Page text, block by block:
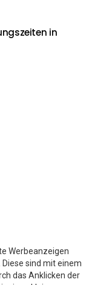
in
Werbeanzeigen
sind mit einem
das Anklicken der